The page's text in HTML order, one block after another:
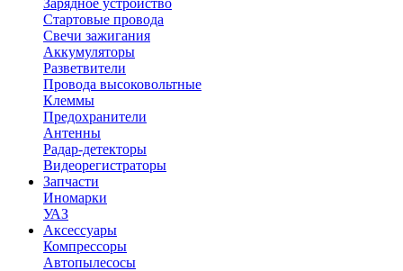
Зарядное устройство
Стартовые провода
Свечи зажигания
Аккумуляторы
Разветвители
Провода высоковольтные
Клеммы
Предохранители
Антенны
Радар-детекторы
Видеорегистраторы
Запчасти
Иномарки
УАЗ
Аксесcуары
Компрессоры
Автопылесосы